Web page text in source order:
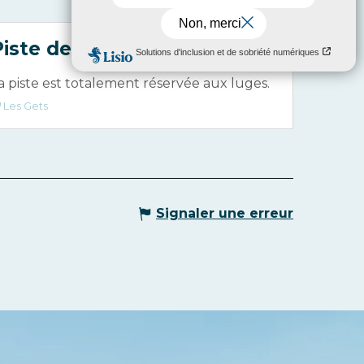
de luge des Chavannes
piste est totalement réservée aux luges.
Les Gets
Signaler une erreur